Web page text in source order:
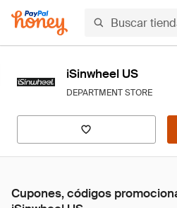
iSinwheel US
DEPARTMENT STORE
Cupones, códigos